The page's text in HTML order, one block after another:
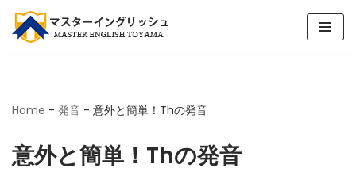
コ
ツ
ス
Home - 発音 - 意外と簡単！Thの発音
意外と簡単！Thの発音